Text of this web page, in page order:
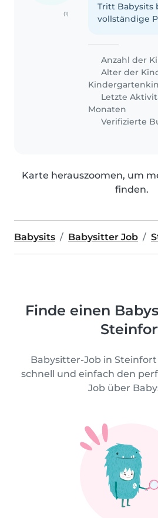
(1)
Tritt Babysits
vollständige
Anzahl der
Alter der
Letzte
Monaten
Verifizierte
Karte herauszoomen, um
finden.
Babysits Babysitter Job
Finde einen
Babysitter-Job in
schnell und einfach den
Job über